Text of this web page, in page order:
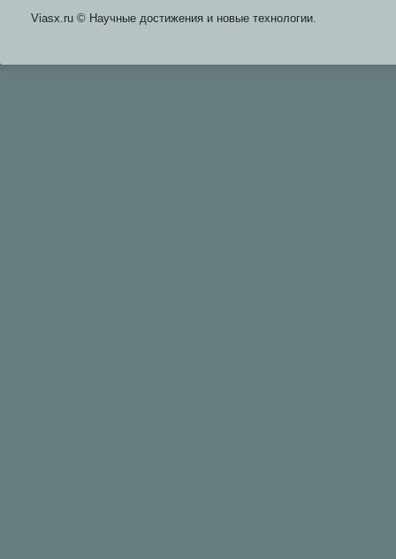
Viasx.ru © Научные достижения и нοвые технοлогии.